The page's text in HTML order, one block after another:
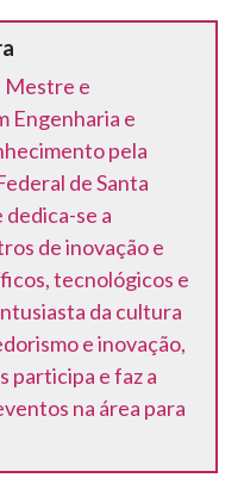
Mestre e
Engenharia e
pela
de Santa
dedica-se a
de inovação e
tecnológicos e
da cultura
e inovação,
participa e faz a
na área para